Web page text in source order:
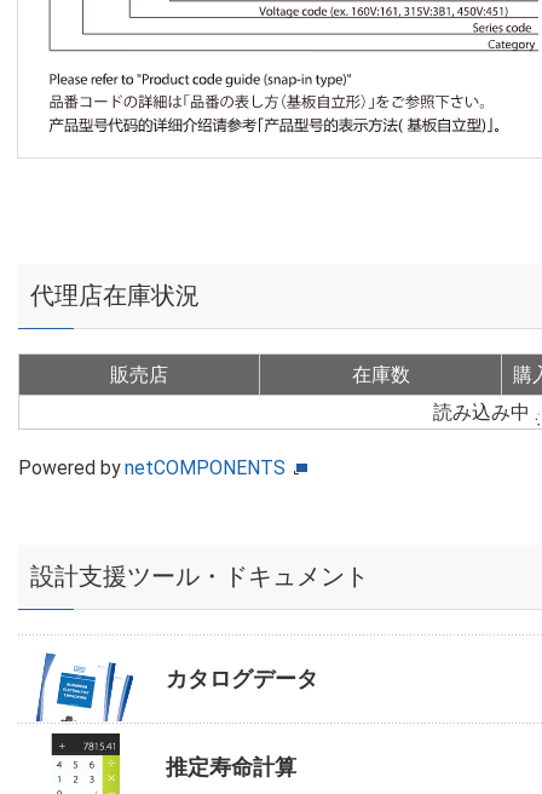
代理店在庫状況
販売店 在庫数
購
読み込み中
Powered bynetCOMPONENTS
設計支援ツール・ドキュメント
カタログデータ
推定寿命計算